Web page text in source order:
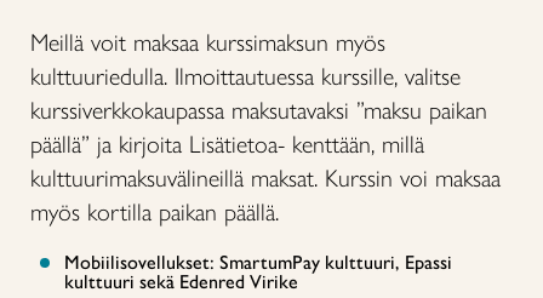
Meillä voit maksaa kurssimaksun myös
kulttuuriedulla. Ilmoittautuessa kurssille, valitse
kurssiverkkokaupassa maksutavaksi ”maksu paikan
päällä” ja kirjoita Lisätietoa- kenttään, millä
kulttuurimaksuvälineillä maksat. Kurssin voi maksaa
myös kortilla paikan päällä.
Mobiilisovellukset: SmartumPay kulttuuri, Epassi
kulttuuri sekä Edenred Virike